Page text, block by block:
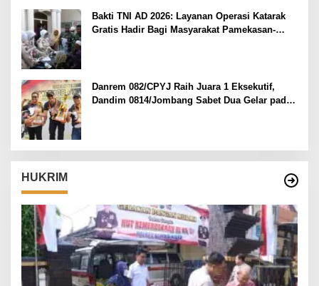
Bakti TNI AD 2026: Layanan Operasi Katarak
Gratis Hadir Bagi Masyarakat Pamekasan-
Danrem 082/CPYJ Raih Juara 1 Eksekutif,
Dandim 0814/Jombang Sabet Dua Gelar pada
HUKRIM